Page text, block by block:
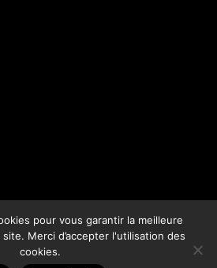
pour vous garantir la meilleure
Merci d’accepter l'utilisation des
cookies.